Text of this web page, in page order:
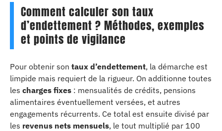
Comment calculer son taux
d’endettement ? Méthodes, exemples
et points de vigilance
Pour obtenir son taux d’endettement, la démarche est
limpide mais requiert de la rigueur. On additionne toutes
les charges fixes : mensualités de crédits, pensions
alimentaires éventuellement versées, et autres
engagements récurrents. Ce total est ensuite divisé par
les revenus nets mensuels, le tout multiplié par 100